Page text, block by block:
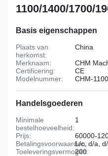
1100/1400/1700/
Basis eigenschappen
Plaats van
herkomst:
China
Merknaam:
CHM
Certificering:
CE
Modelnummer:
CHM-
Handelsgoederen
Minimale
bestelhoeveelheid:
1
Prijs:
60000-
Betalingsvoorwaarden:L/c, d/a,
Toeleveringsvermogen:
200